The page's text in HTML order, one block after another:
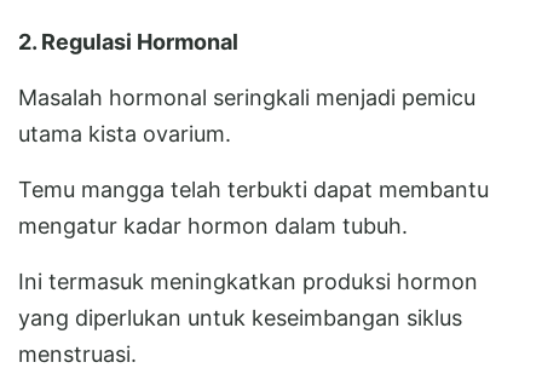
2. Regulasi Hormonal
Masalah hormonal seringkali menjadi pemicu
utama kista ovarium.
Temu mangga telah terbukti dapat membantu
mengatur kadar hormon dalam tubuh.
Ini termasuk meningkatkan produksi hormon
yang diperlukan untuk keseimbangan siklus
menstruasi.